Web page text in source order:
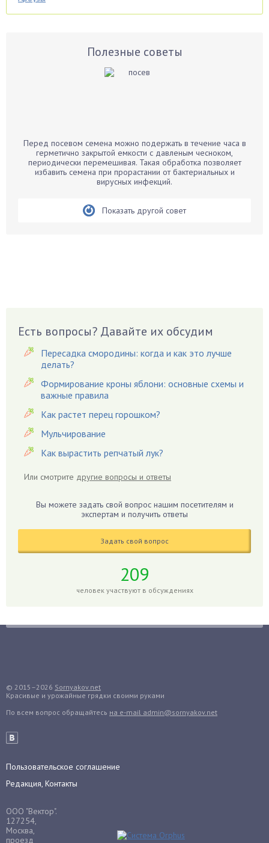
Аспарагус
Бархатцы
Бегония
Виноград
Вишня
Вредители
Гардения
Гацания
Гвоздики
Георгины
Герань
Гиппеаструм
Годжи
Грядки
Дельфиниум
Дендробиум
Денежное дерево
Диффенбахия
Драцена
Полезные советы
Перед посевом семена можно подержать в течение часа в
герметично закрытой емкости с давленым чесноком,
периодически перемешивая. Такая обработка позволяет
избавить семена при прорастании от бактериальных и
вирусных инфекций.
Показать другой совет
Есть вопросы? Давайте их обсудим
Пересадка смородины: когда и как это лучше
делать?
Формирование кроны яблони: основные схемы и
важные правила
Как растет перец горошком?
Мульчирование
Как вырастить репчатый лук?
Или смотрите другие вопросы и ответы
Вы можете задать свой вопрос нашим посетителям и
экспертам и получить ответы
Задать свой вопрос
209
человек участвуют в обсуждениях
© 2015–2026 Sornyakov.net
Красивые и урожайные грядки своими руками
По всем вопрос обращайтесь на e-mail admin@sornyakov.net
Пользовательское соглашение
Редакция, Контакты
ООО "Вектор".
127254,
Москва,
проезд